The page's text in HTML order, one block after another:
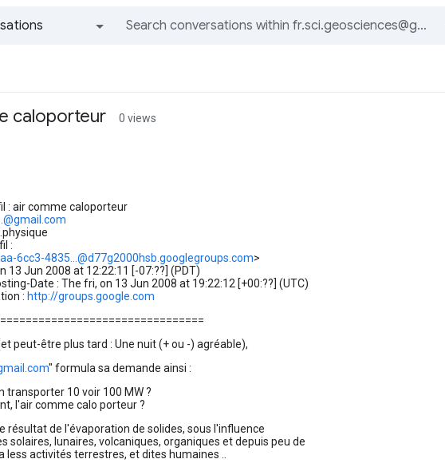
caloporteur 0 views
: air comme caloporteur
:
6cc3-4835...@d77g2000hsb.googlegroups.com>
13 Jun 2008 at 12:22:11 [-07:??] (PDT)
Date : The fri, on 13 Jun 2008 at 19:22:12 [+00:??] (UTC)
: http://groups.google.com
peut-être plus tard : Une nuit (+ ou -) agréable),
" formula sa demande ainsi :
transporter 10 voir 100 MW ?
l'air comme calo porteur ?
résultat de l'évaporation de solides, sous l'influence
solaires, lunaires, volcaniques, organiques et depuis peu de
less activités terrestres, et dites humaines ..